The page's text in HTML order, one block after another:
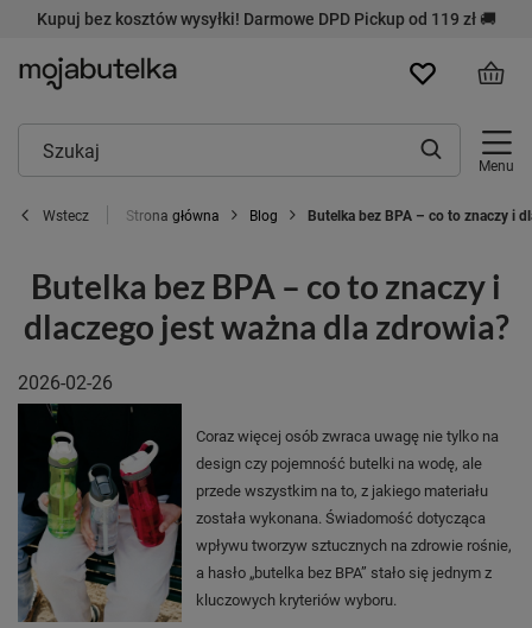
Kupuj bez kosztów wysyłki! Darmowe DPD Pickup od 119 zł 🚚
Menu
Wstecz Strona główna Blog Butelka bez BPA – co to znaczy i
Butelka bez BPA – co to znaczy i
dlaczego jest ważna dla zdrowia?
2026-02-26
Coraz więcej osób zwraca uwagę nie tylko na
design czy pojemność butelki na wodę, ale
przede wszystkim na to, z jakiego materiału
została wykonana. Świadomość dotycząca
wpływu tworzyw sztucznych na zdrowie rośnie,
a hasło „butelka bez BPA” stało się jednym z
kluczowych kryteriów wyboru.